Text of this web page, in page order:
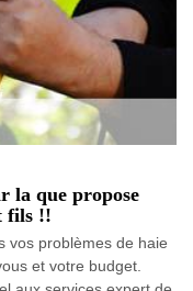
la que propose
fils !!
vos problèmes de haie
et votre budget.